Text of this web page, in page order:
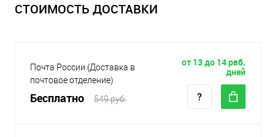
СТОИМОСТЬ ДОСТАВКИ
Почта России (Доставка в
почтовое отделение)
Бесплатно 549 руб.
от 13 до 14 раб.
дней